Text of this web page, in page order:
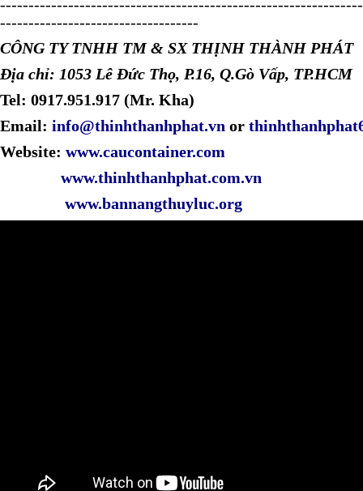
----------------------------------------------------------------
-----------------------------------
CÔNG TY TNHH TM & SX THỊNH THÀNH PHÁT
Địa chỉ: 1053 Lê Đức Thọ, P.16, Q.Gò Vấp, TP.HCM
Tel: 0917.951.917 (Mr. Kha)
Email: info@thinhthanhphat.vn or
Website: www.caucontainer.com
www.thinhthanhphat.com.vn
www.bannangthuyluc.org